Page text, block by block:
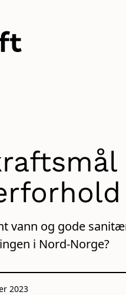
vann og gode
i Nord-Norge?
2023